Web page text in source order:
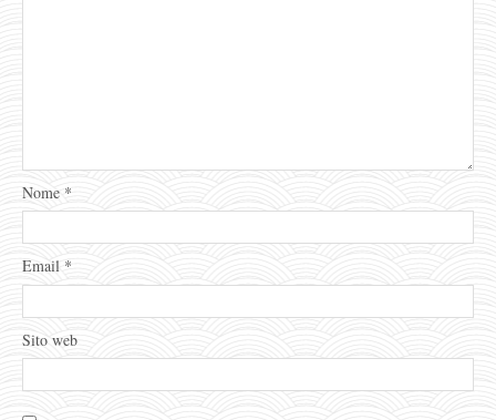
Nome *
Email *
Sito web